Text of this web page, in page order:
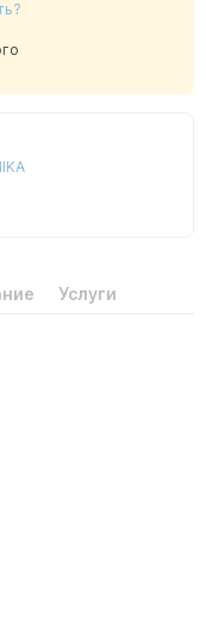
Услуги